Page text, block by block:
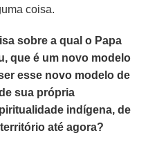
coisa.
sobre a qual o Papa
que é um novo modelo
esse novo modelo de
sua própria
indígena, de
até agora?